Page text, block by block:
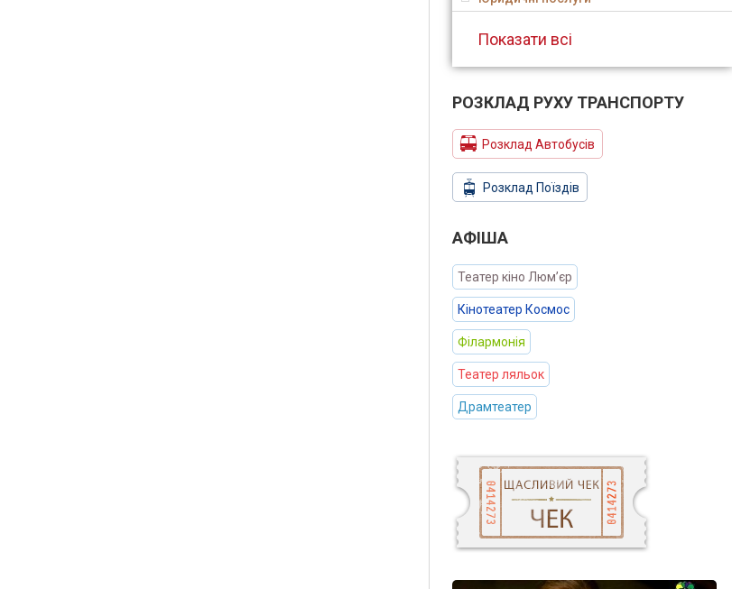
Показати всі
РОЗКЛАД РУХУ ТРАНСПОРТУ
Розклад Автобусів
Розклад Поїздів
АФIША
Театер кіно Люм’єр
Кінотеатер Космос
Філармонія
Театер ляльок
Драмтеатер